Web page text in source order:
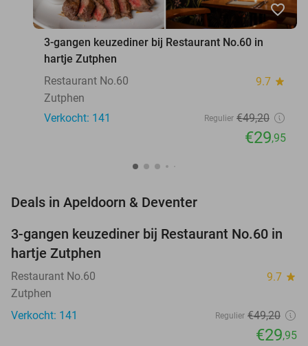
favorite_border
3-gangen keuzediner bij Restaurant No.60 in
hartje Zutphen
Restaurant No.60
9.7 star
Zutphen
Verkocht: 141
Regulier €49,20
€29,95
Deals in Apeldoorn & Deventer
39%
3-gangen keuzediner bij Restaurant No.60 in
hartje Zutphen
Restaurant No.60 9.7 star
Zutphen
Verkocht: 141
Regulier €49,20
€29,95